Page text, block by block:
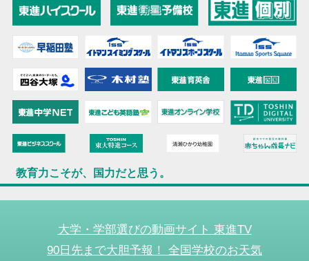
教育力こそが、国力だと思う。
大学・学部選びの動画サイト 東進TV
90日先まで大胆予報！ 全国学校のお天気